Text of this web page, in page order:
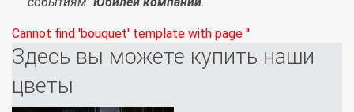
Cannot find 'bouquet' template with page ''
Здесь вы можете купить наши
цветы